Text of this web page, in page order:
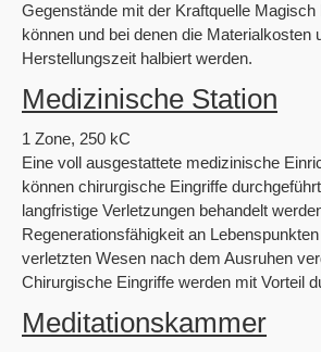
Gegenstände mit der Kraftquelle Magisch
können und bei denen die Materialkosten
Herstellungszeit halbiert werden.
Medizinische Station
1 Zone, 250 kC
Eine voll ausgestattete medizinische
können chirurgische Eingriffe
langfristige Verletzungen behandelt
Regenerationsfähigkeit an
verletzten Wesen nach dem Ausruhen
Chirurgische Eingriffe werden mit Vorteil
Meditationskammer